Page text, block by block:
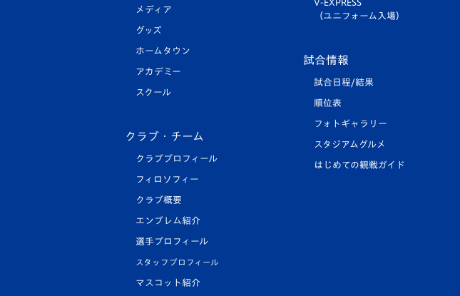
メディア
グッズ
ホームタウン
アカデミー
スクール
クラブ・チーム
クラブプロフィール
フィロソフィー
クラブ概要
エンブレム紹介
選手プロフィール
スタッフプロフィール
マスコット紹介
V-EXPRESS
（ユニフォーム入場）
試合情報
試合日程/結果
順位表
フォトギャラリー
スタジアムグルメ
はじめての観戦ガイド